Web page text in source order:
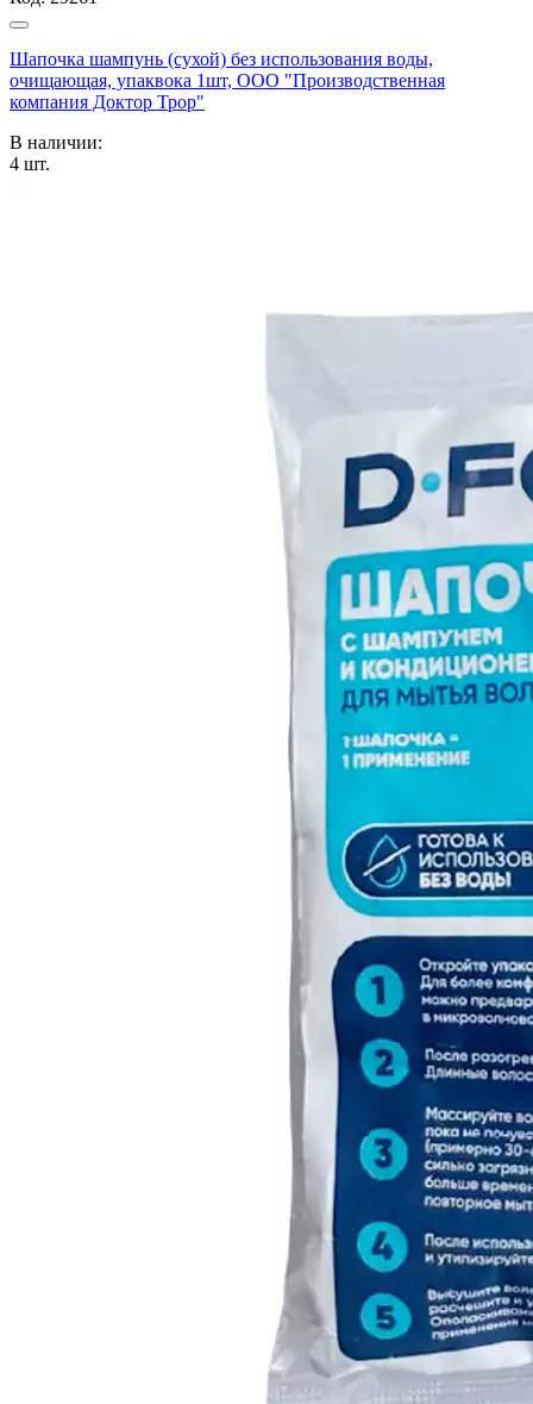
Шапочка шампунь (сухой) без использования воды,
очищающая, упаквока 1шт, ООО "Производственная
компания Доктор Трор"
В наличии:
4 шт.